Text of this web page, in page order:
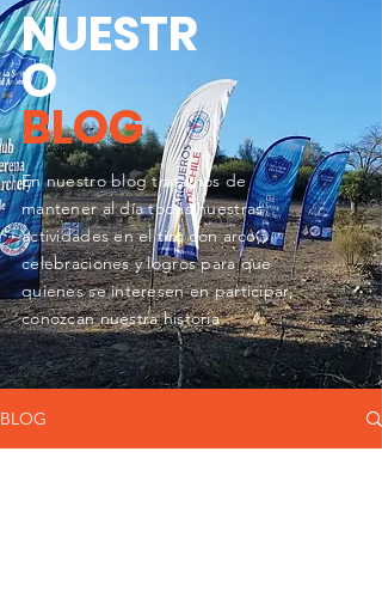
NUESTR
O
BLOG
En nuestro blog tratamos de
mantener al día todas nuestras
actividades en el tiro con arco,,
celebraciones y logros para que
quienes seinteresen en participar,
conozcan nuestra historia.
BLOG